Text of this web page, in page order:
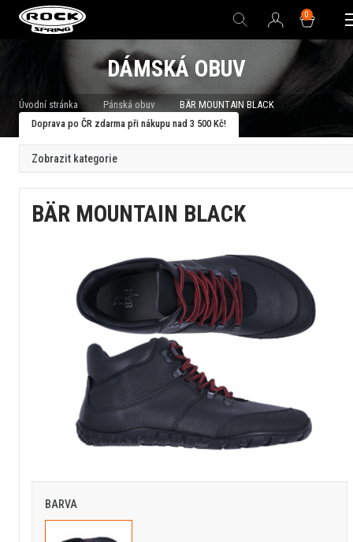
0
DÁMSKÁ OBUV
Úvodní stránka Pánská obuv
BÄR MOUNTAIN BLACK
Doprava po ČR zdarma při nákupu nad 3 500 Kč!
BÄR MOUNTAIN BLACK
BARVA
Zobrazit kategorie